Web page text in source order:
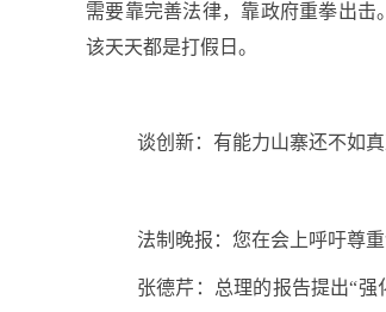
需要靠完善法律，靠政府重拳出击
该天天都是打假日。
谈创新：有能力山寨还不如
法制晚报：您在会上呼吁尊
张德芹：总理的报告提出“